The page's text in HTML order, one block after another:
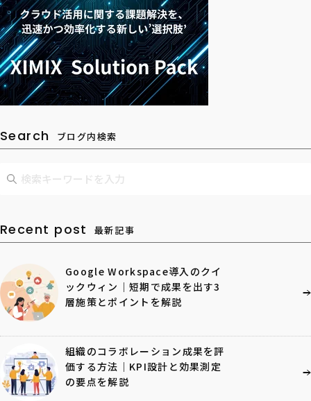
Search ブログ内検索
Recent post 最新記事
Google Workspace導入のクイ
ックウィン｜短期で成果を出す3
層施策とポイントを解説
組織のコラボレーション成果を評
価する方法｜KPI設計と効果測定
の要点を解説